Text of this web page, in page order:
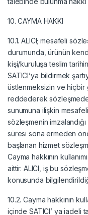
10. CAYMA HAKKI
10.1. ALICI; mesafeli
durumunda, ürünün
kişi/kuruluşa teslim
SATICI’ya bildirmek
üstlenmeksizin ve hiçbir
reddederek
sunumuna ilişkin
sözleşmenin
süresi sona ermeden
başlanan hizmet
Cayma hakkının
aittir. ALICI, iş bu
konusunda
10.2. Cayma hakkının
içinde SATICI’ ya iadeli